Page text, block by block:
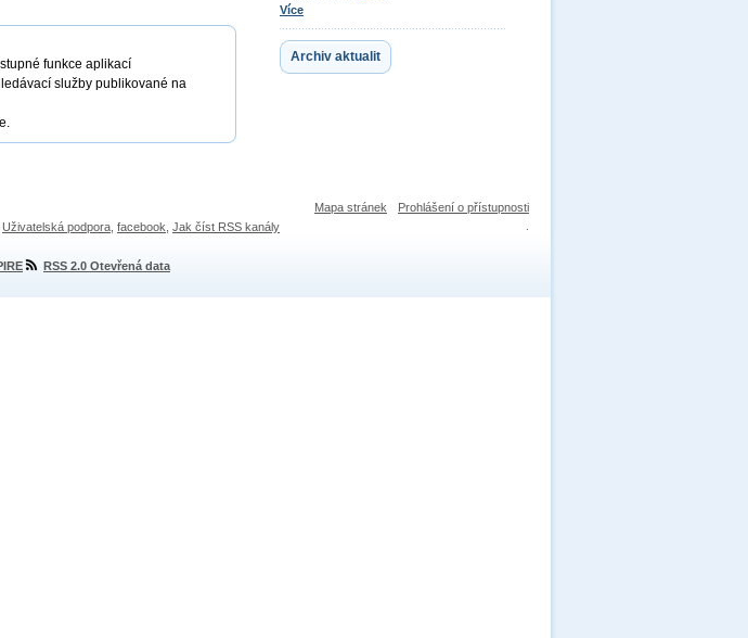
Více
Archiv aktualit
funkce aplikací
služby publikované na
Mapa stránek Prohlášení o přístupnosti
Uživatelská podpora facebook Jak číst RSS kanály
RSS 2.0 Otevřená data